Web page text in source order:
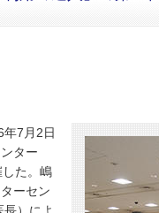
年7月2日
ター
した。嶋
ーセン